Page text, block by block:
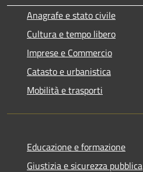
Anagrafe e stato civile
Cultura e tempo libero
Imprese e Commercio
Catasto e urbanistica
Mobilità e trasporti
Educazione e formazione
Giustizia e sicurezza pubblica